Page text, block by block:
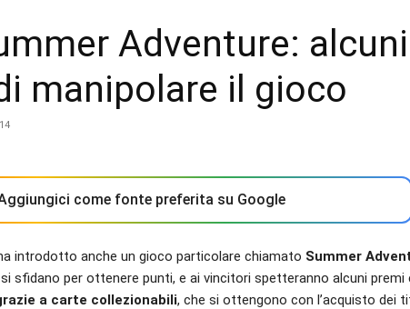
Adventure:
manipolare il gioco
come fonte preferita su Google
introdotto anche un gioco particolare chiamato Summer
sfidano per ottenere punti, e ai vincitori spetteranno alcuni premi
a carte collezionabili, che si ottengono con l’acquisto dei